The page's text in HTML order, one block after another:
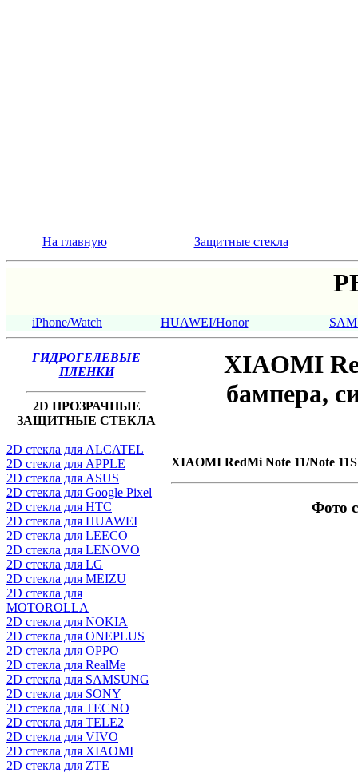
На главную Защитные стекла
iPhone/Watch HUAWEI/Honor
ГИДРОГЕЛЕВЫЕ
ПЛЕНКИ
2D ПРОЗРАЧНЫЕ
ЗАЩИТНЫЕ СТЕКЛА
2D стекла для ALCATEL
2D стекла для APPLE
2D стекла для ASUS
2D стекла для Google Pixel
2D стекла для HTC
2D стекла для HUAWEI
2D стекла для LEECO
2D стекла для LENOVO
2D стекла для LG
2D стекла для MEIZU
2D стекла для
MOTOROLLA
2D стекла для NOKIA
2D стекла для ONEPLUS
2D стекла для OPPO
2D стекла для RealMe
2D стекла для SAMSUNG
2D стекла для SONY
2D стекла для TECNO
2D стекла для TELE2
2D стекла для VIVO
2D стекла для XIAOMI
2D стекла для ZTE
XIAOMI
бампера,
XIAOMI RedMi Note 11/Note 11S
Фото